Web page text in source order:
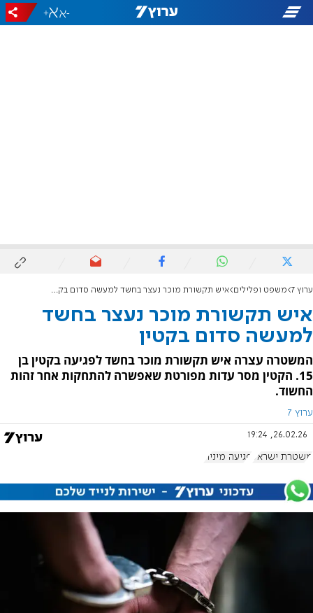
-
+
ערוץ 7 משפט ופלילים איש תקשורת מוכר נעצר בחשד למעשה סדום בקטין
איש תקשורת מוכר נעצר בחשד
למעשה סדום בקטין
המשטרה עצרה איש תקשורת מוכר בחשד לפגיעה בקטין בן
15. הקטין מסר עדות מפורטת שאפשרה להתחקות אחר זהות
החשוד.
ערוץ 7
26.02.26, 19:24
משטרת ישראל פגיעה מינית